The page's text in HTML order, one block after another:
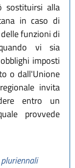
sostituirsi alla
in caso di
funzioni di
vi sia
imposti
o dall'Unione
invita
entro un
provvede